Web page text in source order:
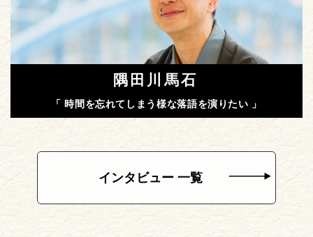
隅田川馬石
「 時間を忘れてしまう様な落語を演りたい 」
インタビュー 一覧